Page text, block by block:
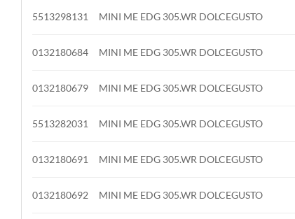
5513298131 MINI ME EDG 305.WR DOLCEGUSTO
0132180684 MINI ME EDG 305.WR DOLCEGUSTO
0132180679 MINI ME EDG 305.WR DOLCEGUSTO
5513282031 MINI ME EDG 305.WR DOLCEGUSTO
0132180691 MINI ME EDG 305.WR DOLCEGUSTO
0132180692 MINI ME EDG 305.WR DOLCEGUSTO